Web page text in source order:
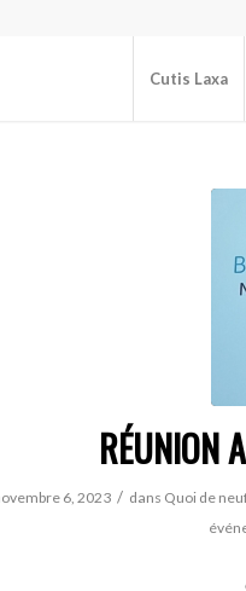
Cutis Laxa
RÉUNION
6, 2023 / dans Quoi de neuf